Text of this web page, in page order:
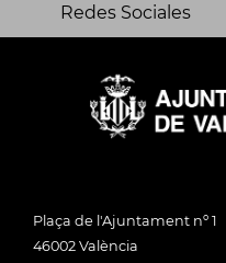
Redes Sociales
Plaça de l'Ajuntament nº 1
46002 València